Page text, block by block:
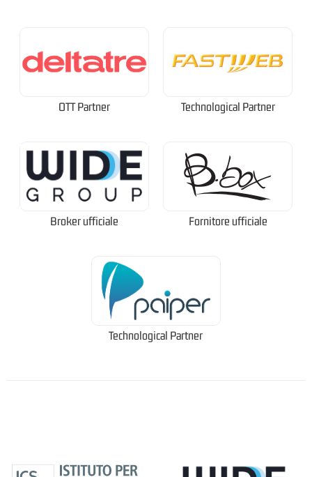
OTT Partner Technological Partner
Broker ufficiale Fornitore ufficiale
Technological Partner